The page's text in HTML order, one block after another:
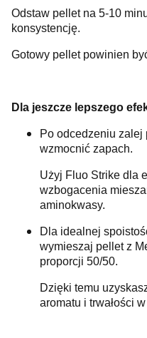
Odstaw pellet na 5-10
konsystencję.
Gotowy pellet powinien
Dla jeszcze lepszego
Po odcedzeniu zalej
wzmocnić zapach.
Użyj Fluo Strike dla
wzbogacenia
aminokwasy.
Dla idealnej
wymieszaj pellet z
proporcji 50/50.
Dzięki temu
aromatu i trwałości